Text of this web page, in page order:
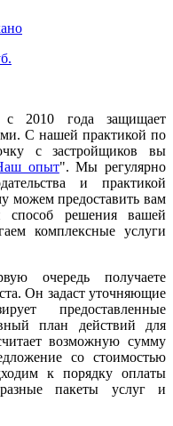
с 2010 года защищает
С нашей практикой по
с застройщиков вы
опыт". Мы регулярно
и практикой
можем предоставить вам
решения вашей
комплексные услуги
очередь получаете
Он задаст уточняющие
предоставленные
план действий для
возможную сумму
со стоимостью
к порядку оплаты
пакеты услуг и